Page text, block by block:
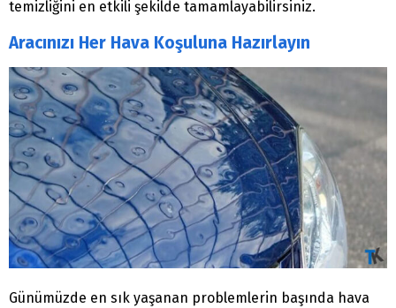
temizliğini en etkili şekilde tamamlayabilirsiniz.
Aracınızı Her Hava Koşuluna Hazırlayın
Günümüzde en sık yaşanan problemlerin başında hava